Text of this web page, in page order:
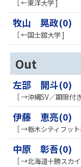
［ ←東洋大学 ]
牧山 晃政(0)
［ ←国士舘大学 ]
Out
左部 開斗(0)
［ →沖縄SV／期限付
伊藤 恵亮(0)
［ →栃木シティフッ
中原 彰吾(0)
［ →北海道十勝スカ